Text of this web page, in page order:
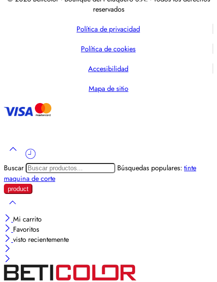
reservados
Política de privacidad
Política de cookies
Accesibilidad
Mapa de sitio
Buscar Búsquedas populares: tinte
maquina de corte
Mi carrito
Favoritos
visto recientemente